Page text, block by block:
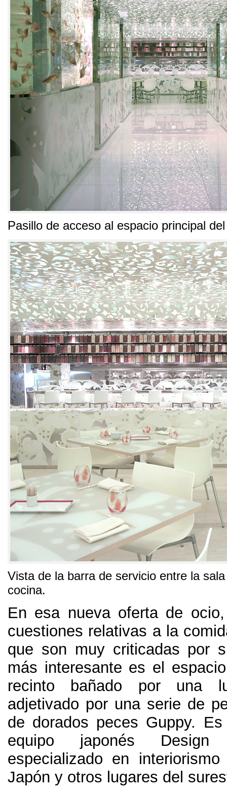
Pasillo de acceso al espacio principal
Vista de la barra de servicio entre la
cocina.
En esa nueva oferta de ocio
cuestiones relativas a la
que son muy criticadas por
más interesante es el
recinto bañado por una
adjetivado por una serie de
de dorados peces Guppy.
equipo japonés
especializado en
Japón y otros lugares del